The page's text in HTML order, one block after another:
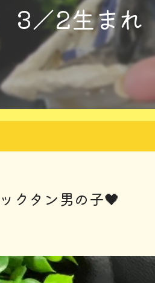
3／2生ま
クタン男の子🖤